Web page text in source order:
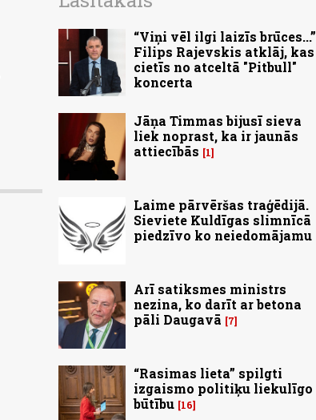
“Viņi vēl ilgi laizīs brūces...”
Filips Rajevskis atklāj, kas
cietīs no atceltā "Pitbull"
koncerta
Jāņa Timmas bijusī sieva
liek noprast, ka ir jaunās
attiecībās
1
Laime pārvēršas traģēdijā.
Sieviete Kuldīgas slimnīcā
piedzīvo ko neiedomājamu
Arī satiksmes ministrs
nezina, ko darīt ar betona
pāli Daugavā
7
“Rasimas lieta” spilgti
izgaismo politiķu liekulīgo
būtību 16